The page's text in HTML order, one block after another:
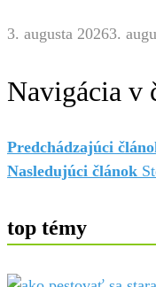
3. augusta 20263.
Navigácia v
Predchádzajúci
Nasledujúci článok
top témy